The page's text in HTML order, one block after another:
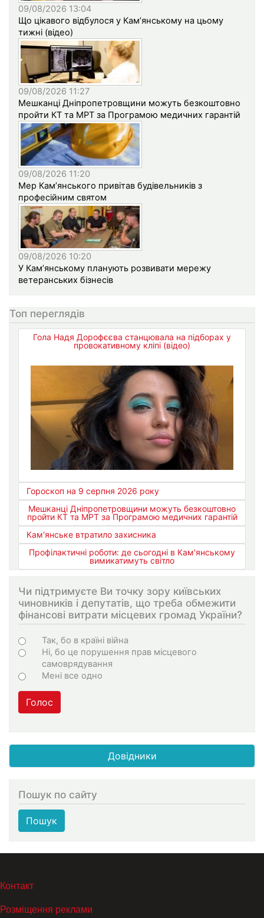
09/08/2026 13:04
Що цікавого відбулося у Кам’янському на цьому
тижні (відео)
09/08/2026 11:27
Мешканці Дніпропетровщини можуть безкоштовно
пройти КТ та МРТ за Програмою медичних гарантій
09/08/2026 11:20
Мер Кам’янського привітав будівельників з
професійним святом
09/08/2026 10:20
У Кам’янському планують розвивати мережу
ветеранських бізнесів
Топ переглядів
Гола Надя Дорофєєва станцювала на підборах у
провокативному кліпі (відео)
Гороскоп на 9 серпня 2026 року
Мешканці Дніпропетровщини можуть безкоштовно
пройти КТ та МРТ за Програмою медичних гарантій
Кам'янське втратило захисника
Профілактичні роботи: де сьогодні в Кам'янському
вимикатимуть світло
Чи підтримуєте Ви точку зору київських
чиновників і депутатів, що треба обмежити
фінансові витрати місцевих громад України?
Choices
Так, бо в країні війна
Ні, бо це порушення прав місцевого
самоврядування
Мені все одно
Голос
Довідники
Пошук по сайту
Пошук
МЕНЮ В ПОДВАЛЕ
Контакт
Розміщення реклами